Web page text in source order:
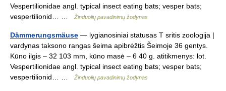
Vespertilionidae angl. typical insect eating bats; vesper bats;
vespertilionid… …
Žinduolių pavadinimų žodynas
Dämmerungsmäuse — lygianosiniai statusas T sritis zoologija |
vardynas taksono rangas šeima apibrėžtis Šeimoje 36 gentys.
Kūno ilgis – 32 103 mm, kūno masė – 6 40 g. atitikmenys: lot.
Vespertilionidae angl. typical insect eating bats; vesper bats;
vespertilionid… …
Žinduolių pavadinimų žodynas